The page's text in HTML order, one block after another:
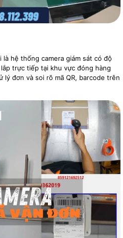
là hệ thống camera giám sát có độ
trực tiếp tại khu vực đóng hàng
lý đơn và soi rõ mã QR, barcode trên